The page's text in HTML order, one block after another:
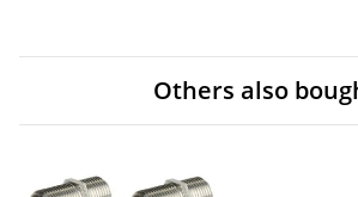
Others also